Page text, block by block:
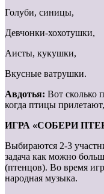
Голуби, синицы,
Девчонки-хохотушки,
Аисты, кукушки,
Вкусные ватрушки.
Авдотья: Вот сколько
когда птицы
ИГРА «СОБЕРИ
Выбираются 2-3
задача как можно
(птенцов). Во время
народная музыка.